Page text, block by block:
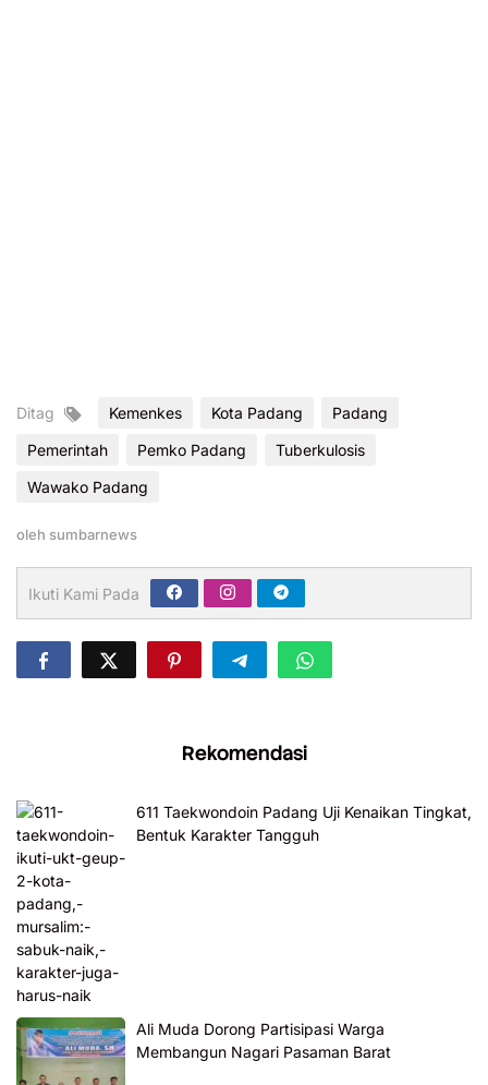
Ditag Kemenkes Kota Padang
Padang
Pemerintah
Pemko Padang
Tuberkulosis
Wawako Padang
oleh sumbarnews
Ikuti Kami Pada
Rekomendasi
611 Taekwondoin Padang Uji Kenaikan Tingkat,
Bentuk Karakter Tangguh
Ali Muda Dorong Partisipasi Warga
Membangun Nagari Pasaman Barat